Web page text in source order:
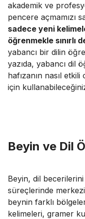
akademik ve
pencere açmamızı
sadece yeni
öğrenmekle sınırlı
yabancı bir dilin
yazıda, yabancı dil
hafızanın nasıl
için
Beyin ve Dil
Beyin, dil
süreçlerinde
beynin farklı
kelimeleri, gramer